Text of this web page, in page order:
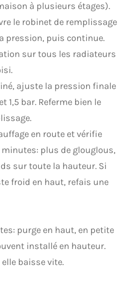
à plusieurs étages).
le robinet de remplissage
pression, puis continue.
sur tous les radiateurs
ajuste la pression finale
1,5 bar. Referme bien le
en route et vérifie
minutes: plus de glouglous,
sur toute la hauteur. Si
froid en haut, refais une
purge en haut, en petite
installé en hauteur.
baisse vite.